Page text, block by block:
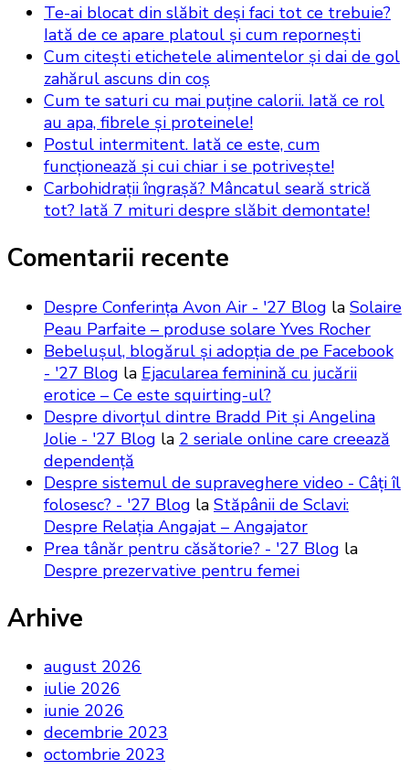
Te-ai blocat din slăbit deși faci tot ce trebuie?
Iată de ce apare platoul și cum repornești
Cum citești etichetele alimentelor și dai de gol
zahărul ascuns din coș
Cum te saturi cu mai puține calorii. Iată ce rol
au apa, fibrele și proteinele!
Postul intermitent. Iată ce este, cum
funcționează și cui chiar i se potrivește!
Carbohidrații îngrașă? Mâncatul seară strică
tot? Iată 7 mituri despre slăbit demontate!
Comentarii recente
Despre Conferința Avon Air - '27 Blog la Solaire
Peau Parfaite – produse solare Yves Rocher
Bebelușul, blogărul și adopția de pe Facebook
- '27 Blog la Ejacularea feminină cu jucării
erotice – Ce este squirting-ul?
Despre divorțul dintre Bradd Pit și Angelina
Jolie - '27 Blog la 2 seriale online care creează
dependență
Despre sistemul de supraveghere video - Câți îl
folosesc? - '27 Blog la Stăpânii de Sclavi:
Despre Relația Angajat – Angajator
Prea tânăr pentru căsătorie? - '27 Blog la
Despre prezervative pentru femei
Arhive
august 2026
iulie 2026
iunie 2026
decembrie 2023
octombrie 2023